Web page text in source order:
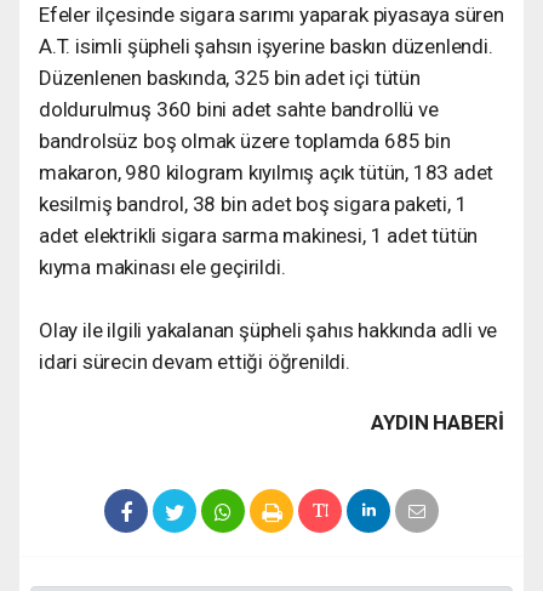
Efeler ilçesinde sigara sarımı yaparak piyasaya süren
A.T. isimli şüpheli şahsın işyerine baskın düzenlendi.
Düzenlenen baskında, 325 bin adet içi tütün
doldurulmuş 360 bini adet sahte bandrollü ve
bandrolsüz boş olmak üzere toplamda 685 bin
makaron, 980 kilogram kıyılmış açık tütün, 183 adet
kesilmiş bandrol, 38 bin adet boş sigara paketi, 1
adet elektrikli sigara sarma makinesi, 1 adet tütün
kıyma makinası ele geçirildi.
Olay ile ilgili yakalanan şüpheli şahıs hakkında adli ve
idari sürecin devam ettiği öğrenildi.
AYDIN HABERİ